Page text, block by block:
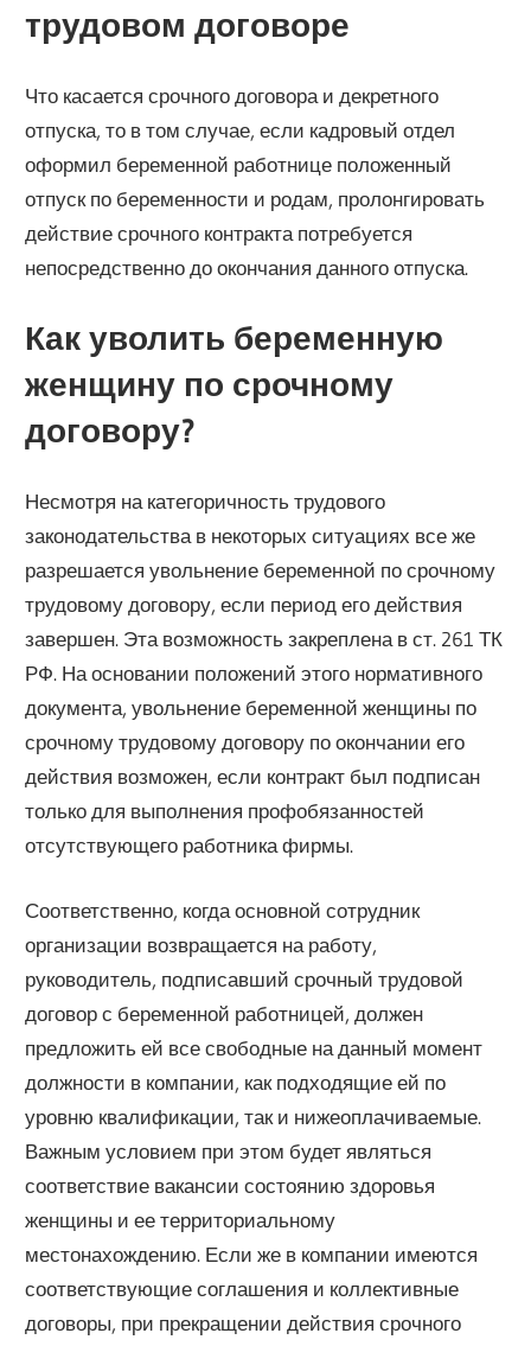
трудовом договоре
Что касается срочного договора и декретного
отпуска, то в том случае, если кадровый отдел
оформил беременной работнице положенный
отпуск по беременности и родам, пролонгировать
действие срочного контракта потребуется
непосредственно до окончания данного отпуска.
Как уволить беременную
женщину по срочному
договору?
Несмотря на категоричность трудового
законодательства в некоторых ситуациях все же
разрешается увольнение беременной по срочному
трудовому договору, если период его действия
завершен. Эта возможность закреплена в ст. 261 ТК
РФ. На основании положений этого нормативного
документа, увольнение беременной женщины по
срочному трудовому договору по окончании его
действия возможен, если контракт был подписан
только для выполнения профобязанностей
отсутствующего работника фирмы.
Соответственно, когда основной сотрудник
организации возвращается на работу,
руководитель, подписавший срочный трудовой
договор с беременной работницей, должен
предложить ей все свободные на данный момент
должности в компании, как подходящие ей по
уровню квалификации, так и нижеоплачиваемые.
Важным условием при этом будет являться
соответствие вакансии состоянию здоровья
женщины и ее территориальному
местонахождению. Если же в компании имеются
соответствующие соглашения и коллективные
договоры, при прекращении действия срочного